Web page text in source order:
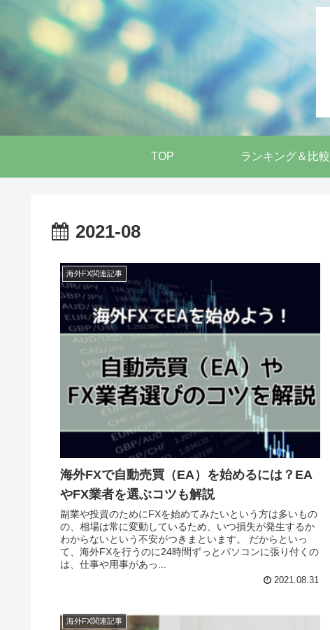
TOP ランキング＆比較
2021-08
海外FX関連記事
海外FXで自動売買（EA）を始めるには？EA
やFX業者を選ぶコツも解説
副業や投資のためにFXを始めてみたいという方は多いもの
の、相場は常に変動しているため、いつ損失が発生するか
わからないという不安がつきまといます。 だからといっ
て、海外FXを行うのに24時間ずっとパソコンに張り付くの
は、仕事や用事があっ...
2021.08.31
海外FX関連記事